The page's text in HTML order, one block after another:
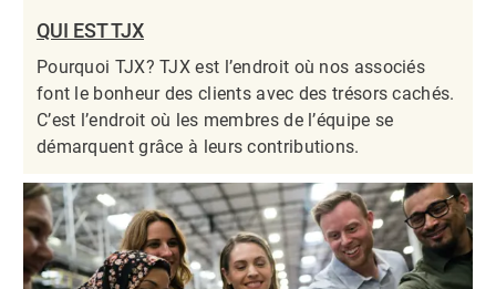
QUI EST TJX
Pourquoi TJX? TJX est l’endroit où nos associés
font le bonheur des clients avec des trésors cachés.
C’est l’endroit où les membres de l’équipe se
démarquent grâce à leurs contributions.​​​​​​​